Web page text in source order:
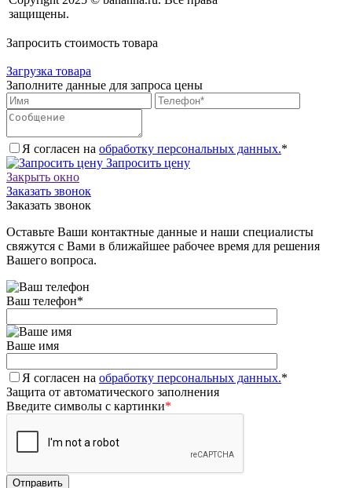
защищены.
Запросить стоимость товара
Загрузка товара
Заполните данные для запроса цены
Я согласен на обработку персональных данных.*
Запросить цену
Закрыть окно
Заказать звонок
Заказать звонок
Оставьте Ваши контактные данные и наши специалисты
свяжутся с Вами в ближайшее рабочее время для решения
Вашего вопроса.
Ваш телефон*
Ваше имя
Я согласен на обработку персональных данных.*
Защита от автоматического заполнения
Введите символы с картинки*